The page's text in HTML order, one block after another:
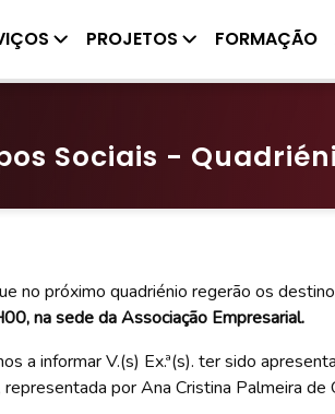
PROJETOS FORMAÇÃO
Sociais -
no próximo quadriénio regerão os
na sede da Associação Empresarial.
a informar V.(s) Ex.ª(s). ter sido
por Ana Cristina Palmeira de